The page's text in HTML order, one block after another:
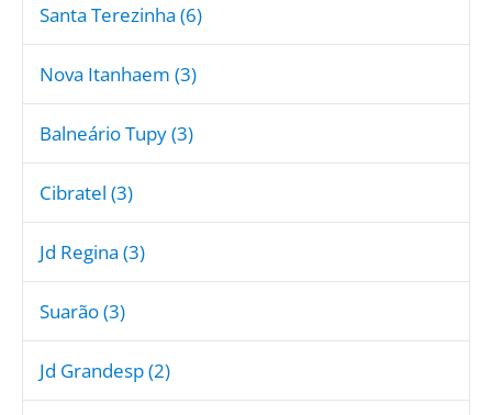
Santa Terezinha (6)
Nova Itanhaem (3)
Balneário Tupy (3)
Cibratel (3)
Jd Regina (3)
Suarão (3)
Jd Grandesp (2)